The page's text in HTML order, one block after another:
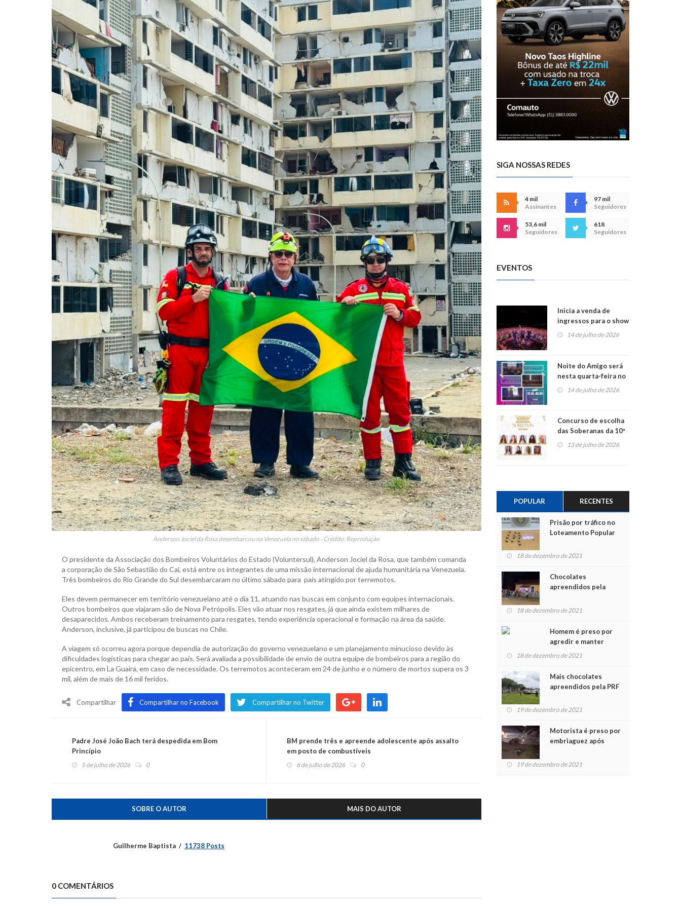
Anderson Jociel da Rosa desembarcou na Venezuela no sábado - Crédito: Reprodução
O presidente da Associação dos Bombeiros Voluntários do Estado (Voluntersul), Anderson Jociel da Rosa, que também comanda
a corporação de São Sebastião do Caí, está entre os integrantes de uma missão internacional de ajuda humanitária na Venezuela.
Três bombeiros do Rio Grande do Sul desembarcaram no último sábado para país atingido por terremotos.
Eles devem permanecer em território venezuelano até o dia 11, atuando nas buscas em conjunto com equipes internacionais.
Outros bombeiros que viajaram são de Nova Petrópolis. Eles vão atuar nos resgates, já que ainda existem milhares de
desaparecidos. Ambos receberam treinamento para resgates, tendo experiência operacional e formação na área da saúde.
Anderson, inclusive, já participou de buscas no Chile.
A viagem só ocorreu agora porque dependia de autorização do governo venezuelano e um planejamento minucioso devido às
dificuldades logísticas para chegar ao país. Será avaliada a possibilidade de envio de outra equipe de bombeiros para a região do
epicentro, em La Guaira, em caso de necessidade. Os terremotos aconteceram em 24 de junho e o número de mortos supera os 3
mil, além de mais de 16 mil feridos.
Compartilhar Compartilhar no Facebook Compartilhar no Twitter
Padre José João Bach terá despedida em Bom
Princípio
5 de julho de 2026 0
BM prende três e apreende adolescente após assalto
em posto de combustíveis
6 de julho de 2026 0
SOBRE O AUTOR MAIS DO AUTOR
Guilherme Baptista 11738 Posts
0 COMENTÁRIOS
SIGA NOSSAS REDES
4 mil
Assinantes
97 mil
Seguidores
53,6 mil
Seguidores
618
Seguidores
EVENTOS
Inicia a venda de
ingressos para o show
do Jota Quest nos 45
14 de julho de 2026
Noite do Amigo será
nesta quarta-feira no
Centro de Cultura de
São Sebastião do Caí
14 de julho de 2026
Concurso de escolha
das Soberanas da 10ª
Alto Fest terá nove
13 de julho de 2026
POPULAR RECENTES
Prisão por tráfico no
Loteamento Popular
18 de dezembro de 2021
Chocolates
apreendidos pela
para crianças na
18 de dezembro de 2021
Homem é preso por
agredir e manter
mulher em cárcere
18 de dezembro de 2021
Mais chocolates
apreendidos pela PRF
crianças no Natal
19 de dezembro de 2021
Motorista é preso por
embriaguez após
feridos
19 de dezembro de 2021